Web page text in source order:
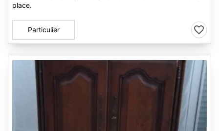
place.
Particulier